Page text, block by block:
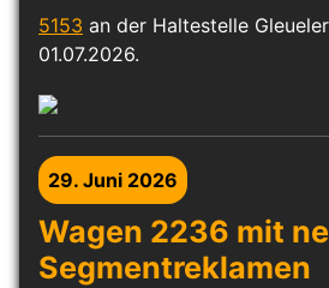
5153 an der Haltestelle
01.07.2026.
29. Juni 2026
Wagen 2236 mit
Segmentreklamen